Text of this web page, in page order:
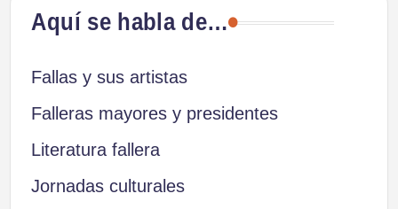
Aquí se habla de…
Fallas y sus artistas
Falleras mayores y presidentes
Literatura fallera
Jornadas culturales